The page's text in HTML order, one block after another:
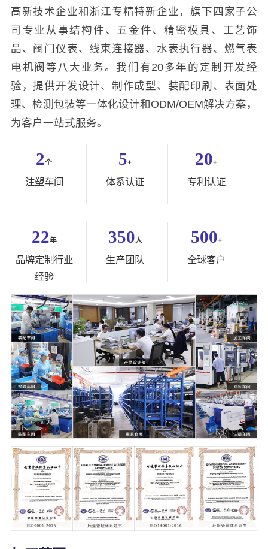
高新技术企业和浙江专精特新企业，旗下四家子公
司专业从事结构件、五金件、精密模具、工艺饰
品、阀门仪表、线束连接器、水表执行器、燃气表
电机阀等八大业务。我们有20多年的定制开发经
验，提供开发设计、制作成型、装配印刷、表面处
理、检测包装等一体化设计和ODM/OEM解决方案，
为客户一站式服务。
2个
注塑车间
5+
体系认证
20+
专利认证
22年
品牌定制行业
经验
350 人
生产团队
500+
全球客户
5000+
塑料模具
21000㎡
温州2家+杭州1
家生产工厂